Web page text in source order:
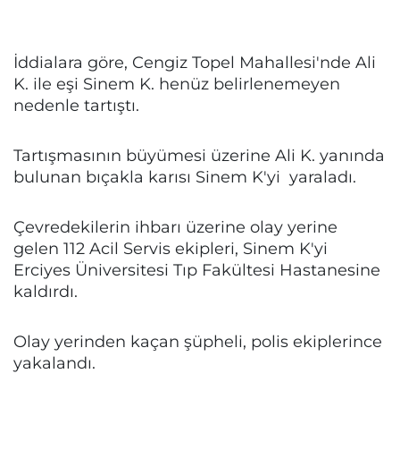
İddialara göre, Cengiz Topel Mahallesi'nde Ali
K. ile eşi Sinem K. henüz belirlenemeyen
nedenle tartıştı.
Tartışmasının büyümesi üzerine Ali K. yanında
bulunan bıçakla karısı Sinem K'yi yaraladı.
Çevredekilerin ihbarı üzerine olay yerine
gelen 112 Acil Servis ekipleri, Sinem K'yi
Erciyes Üniversitesi Tıp Fakültesi Hastanesine
kaldırdı.
Olay yerinden kaçan şüpheli, polis ekiplerince
yakalandı.